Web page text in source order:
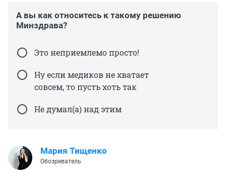
А вы как относитесь к такому решению
Минздрава?
Это неприемлемо просто!
Ну если медиков не хватает
совсем, то пусть хоть так
Не думал(а) над этим
Мария Тищенко
Обозреватель